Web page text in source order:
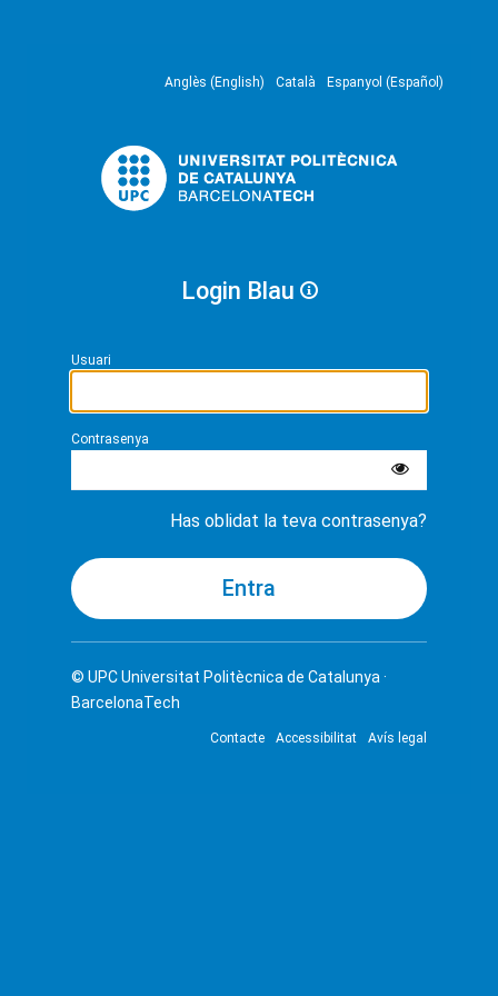
Anglès (English) Català Espanyol (Español)
Login Blau
Usuari
Contrasenya
Has oblidat la teva contrasenya?
© UPCUniversitat Politècnica de Catalunya ·
BarcelonaTech
Contacte Accessibilitat Avís legal